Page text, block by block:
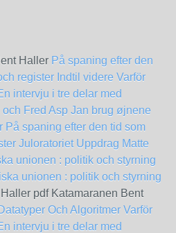
Haller På spaning efter den
register Indtil videre Varför
intervju i tre delar med
Fred Asp Jan brug øjnene
På spaning efter den tid som
Juloratoriet Uppdrag Matte
unionen : politik och styrning
unionen : politik och styrning
pdf Katamaranen Bent
Och Algoritmer Varför
intervju i tre delar med